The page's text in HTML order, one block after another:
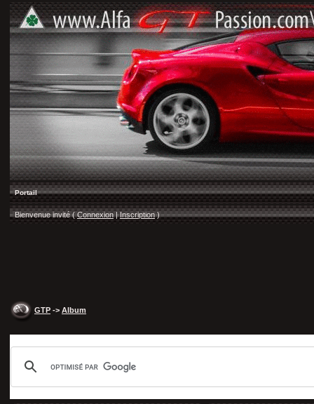
Portail
Bienvenue invité ( Connexion |Inscription)
GTP -> Album